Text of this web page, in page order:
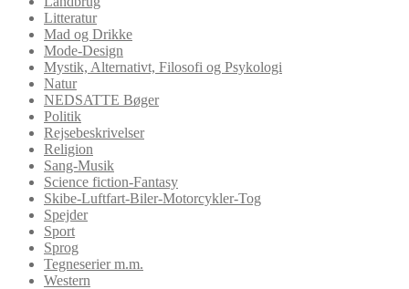
Litteratur
Mad og Drikke
Mode-Design
Mystik, Alternativt, Filosofi og Psykologi
Natur
NEDSATTE Bøger
Politik
Rejsebeskrivelser
Religion
Sang-Musik
Science fiction-Fantasy
Skibe-Luftfart-Biler-Motorcykler-Tog
Spejder
Sport
Sprog
Tegneserier m.m.
Western